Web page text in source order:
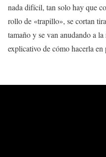
nada difícil, tan solo hay que
rollo de «trapillo», se cortan
tamaño y se van anudando a
explicativo de cómo hacerla en